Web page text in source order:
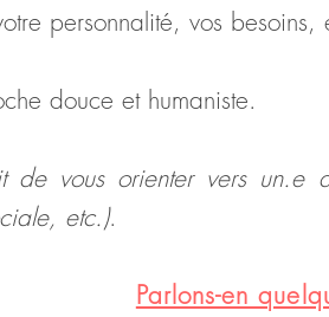
personnalité, vos besoins,
douce et humaniste.
de vous orienter vers un.e
etc.).
Parlons-en